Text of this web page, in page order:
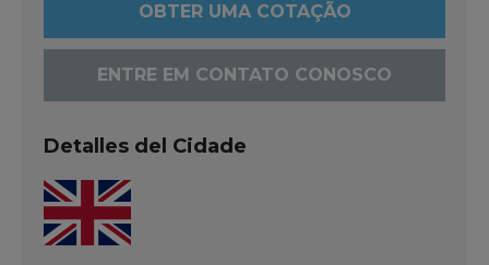
OBTER UMA COTAÇÃO
ENTRE EM CONTATO CONOSCO
Detalles del Cidade